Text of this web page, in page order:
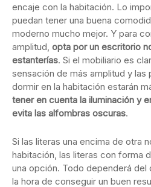
encaje con la habitación. Lo
puedan tener una buena
moderno mucho mejor. Y para
amplitud, opta por un escritorio
estanterías. Si el mobiliario es
sensación de más amplitud y las
dormir en la habitación estarán
tener en cuenta la iluminación y
evita las alfombras oscuras.
Si las literas una encima de otra
habitación, las literas con forma
una opción. Todo dependerá del
la hora de conseguir un buen